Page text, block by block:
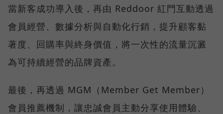
當新客成功導入後，再由 Reddoor 紅門互動透過
會員經營、數據分析與自動化行銷，提升顧客黏
著度、回購率與終身價值，將一次性的流量沉澱
為可持續經營的品牌資產。
最後，再透過 MGM（Member Get Member）
會員推薦機制，讓忠誠會員主動分享使用體驗、